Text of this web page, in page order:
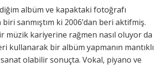
albüm ve kapaktaki fotoğrafı
sanmıştım ki 2006’dan beri aktifmiş.
müzik kariyerine rağmen nasıl oluyor da
kullanarak bir albüm yapmanın mantıklı
olabilir sonuçta. Vokal, piyano ve